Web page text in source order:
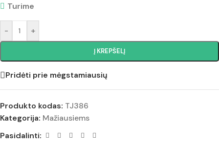
Turime
- +
Į KREPŠELĮ
Pridėti prie mėgstamiausių
Produkto kodas: TJ386
Kategorija: Mažiausiems
Pasidalinti: